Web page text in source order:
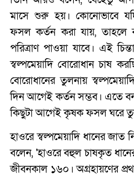
মাসে শুরু হয়। কোনোভাবে
ফসল কর্তন করা যায়, তাহলে
পরিত্রাণ পাওয়া যাবে। এই
স্বল্পমেয়াদি বোরোধান চাষ
বোরোধানের তুলনায়
দিন আগেই কর্তন সম্ভব। এতে
কিছুটা আগেই কৃষক ফসল ঘরে
হাওরে স্বল্পমেয়াদি ধানের জাত
বলেন, 'হাওরে বহুল চাষকৃত
জীবনকাল ১৬০। অগ্রহায়ণের